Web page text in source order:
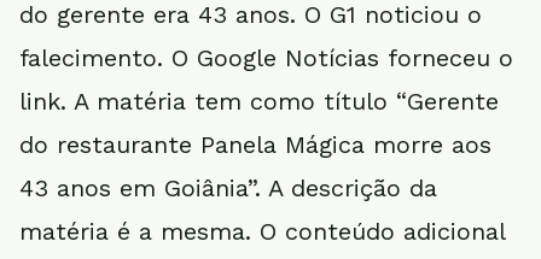
do gerente era 43 anos. O G1 noticiou o
falecimento. O Google Notícias forneceu o
link. A matéria tem como título “Gerente
do restaurante Panela Mágica morre aos
43 anos em Goiânia”. A descrição da
matéria é a mesma. O conteúdo adicional